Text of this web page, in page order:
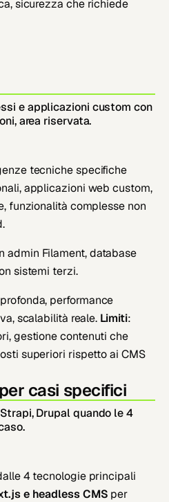
sicurezza che richiede
e applicazioni custom con
area riservata.
tecniche specifiche
applicazioni web custom,
funzionalità complesse non
admin Filament, database
sistemi terzi.
performance
scalabilità reale. Limiti:
gestione contenuti che
superiori rispetto ai CMS
casi specifici
Drupal quando le 4
4 tecnologie principali
e headless CMS per